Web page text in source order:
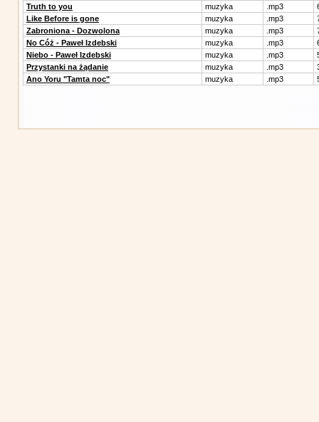
Truth to you muzyka .mp3
Like Before is gone
muzyka .mp3
Zabroniona - Dozwolona
muzyka .mp3
No Cóż - Paweł Izdebski
muzyka .mp3
Niebo - Paweł Izdebski
muzyka .mp3
Przystanki na żądanie
muzyka .mp3
Ano Yoru "Tamta noc"
muzyka .mp3